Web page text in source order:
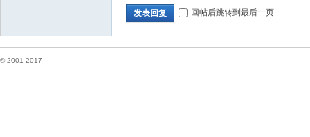
发表回复 回帖后跳转到最后一页
© 2001-2017